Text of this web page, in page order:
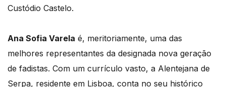
Custódio Castelo.
Ana Sofia Varela é, meritoriamente, uma das
melhores representantes da designada nova geração
de fadistas. Com um currículo vasto, a Alentejana de
Serpa, residente em Lisboa, conta no seu histórico